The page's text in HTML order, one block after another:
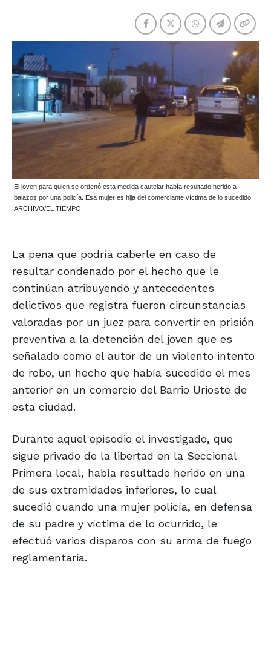
El joven para quien se ordenó esta medida cautelar había resultado herido a
balazos por una policía. Esa mujer es hija del comerciante víctima de lo sucedido.
ARCHIVO/EL TIEMPO
La pena que podría caberle en caso de
resultar condenado por el hecho que le
continúan atribuyendo y antecedentes
delictivos que registra fueron circunstancias
valoradas por un juez para convertir en prisión
preventiva a la detención del joven que es
señalado como el autor de un violento intento
de robo, un hecho que había sucedido el mes
anterior en un comercio del Barrio Urioste de
esta ciudad.
Durante aquel episodio el investigado, que
sigue privado de la libertad en la Seccional
Primera local, había resultado herido en una
de sus extremidades inferiores, lo cual
sucedió cuando una mujer policía, en defensa
de su padre y víctima de lo ocurrido, le
efectuó varios disparos con su arma de fuego
reglamentaria.